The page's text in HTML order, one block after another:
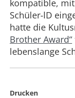
kompatible,
Schüler-lD
hatte die
Brother Award“
lebenslange
Drucken